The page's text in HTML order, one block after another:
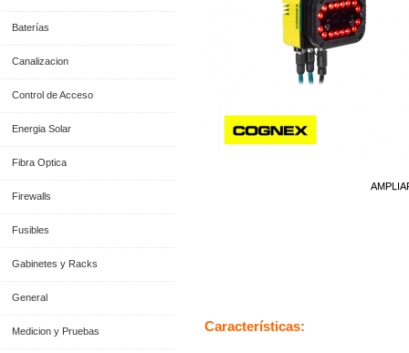
Baterías
Canalizacion
Control de Acceso
Energia Solar
Fibra Optica
Firewalls
Fusibles
Gabinetes y Racks
General
Medicion y Pruebas Características: